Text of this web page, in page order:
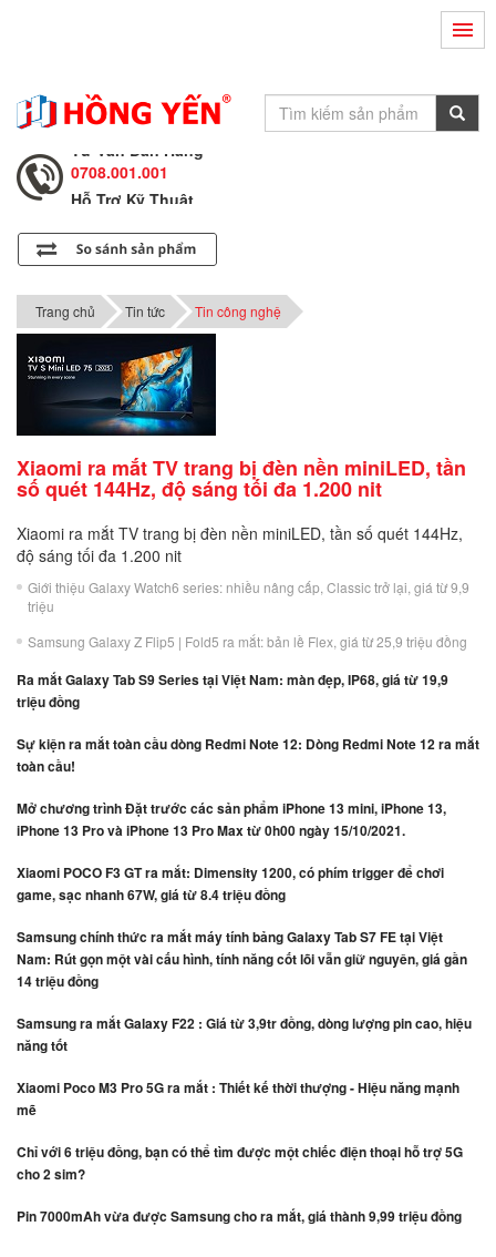
0708.002.002
Tư Vấn Bán Hàng
0708.001.001
Hỗ Trợ Kỹ Thuật
0708.002.002
Tư Vấn Bán Hàng
0708.001.001
Trang chủ Tin tức Tin công nghệ
Xiaomi ra mắt TV trang bị đèn nền miniLED, tần
số quét 144Hz, độ sáng tối đa 1.200 nit
Xiaomi ra mắt TV trang bị đèn nền miniLED, tần số quét 144Hz,
độ sáng tối đa 1.200 nit
Giới thiệu Galaxy Watch6 series: nhiều nâng cấp, Classic trở lại, giá từ 9,9
triệu
Samsung Galaxy Z Flip5 | Fold5 ra mắt: bản lề Flex, giá từ 25,9 triệu đồng
Ra mắt Galaxy Tab S9 Series tại Việt Nam: màn đẹp, IP68, giá từ 19,9
triệu đồng
Sự kiện ra mắt toàn cầu dòng Redmi Note 12: Dòng Redmi Note 12 ra mắt
toàn cầu!
Mở chương trình Đặt trước các sản phẩm iPhone 13 mini, iPhone 13,
iPhone 13 Pro và iPhone 13 Pro Max từ 0h00 ngày 15/10/2021.
Xiaomi POCO F3 GT ra mắt: Dimensity 1200, có phím trigger để chơi
game, sạc nhanh 67W, giá từ 8.4 triệu đồng
Samsung chính thức ra mắt máy tính bảng Galaxy Tab S7 FE tại Việt
Nam: Rút gọn một vài cấu hình, tính năng cốt lõi vẫn giữ nguyên, giá gần
14 triệu đồng
Samsung ra mắt Galaxy F22 : Giá từ 3,9tr đồng, dòng lượng pin cao, hiệu
năng tốt
Xiaomi Poco M3 Pro 5G ra mắt : Thiết kế thời thượng - Hiệu năng mạnh
mẽ
Chỉ với 6 triệu đồng, bạn có thể tìm được một chiếc điện thoại hỗ trợ 5G
cho 2 sim?
Pin 7000mAh vừa được Samsung cho ra mắt, giá thành 9,99 triệu đồng